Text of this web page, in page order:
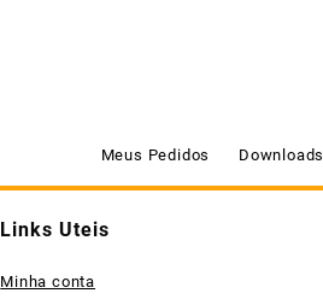
Meus Pedidos Downloads
Links Uteis
Minha conta